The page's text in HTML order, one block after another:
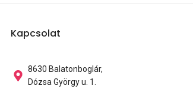
Kapcsolat
8630 Balatonboglár,
Dózsa György u. 1.